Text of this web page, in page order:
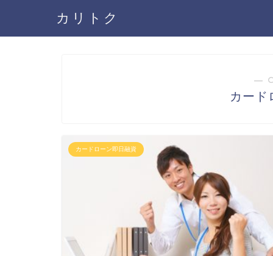
カリトク
―
カード
カードローン即日融資